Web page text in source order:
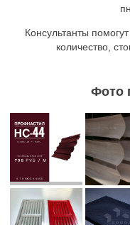
Консультанты
количество,
Фото